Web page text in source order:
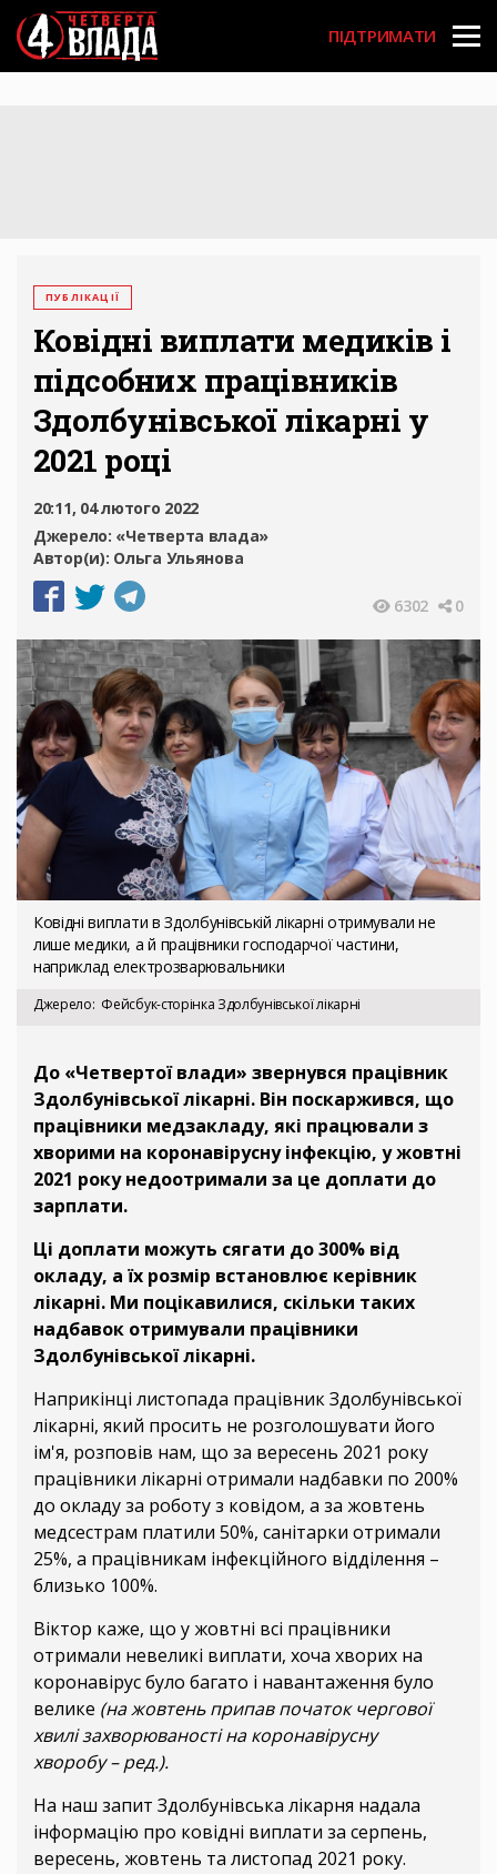
Перейти
до
основного
вмісту
User
account
ПІДТРИМАТИ
ПУБЛІКАЦІЇ
Ковідні виплати медиків і
підсобних працівників
Здолбунівської лікарні у
2021 році
20:11, 04 лютого 2022
Джерело: «Четверта влада»
Автор(и): Ольга Ульянова
6302 0
Ковідні виплати в Здолбунівській лікарні отримували не
лише медики, а й працівники господарчої частини,
наприклад електрозварювальники
Джерело Фейсбук-сторінка Здолбунівської лікарні
До «Четвертої влади» звернувся працівник
Здолбунівської лікарні. Він поскаржився, що
працівники медзакладу, які працювали з
хворими на коронавірусну інфекцію, у жовтні
2021 року недоотримали за це доплати до
зарплати.
Ці доплати можуть сягати до 300% від
окладу, а їх розмір встановлює керівник
лікарні. Ми поцікавилися, скільки таких
надбавок отримували працівники
Здолбунівської лікарні.
Наприкінці листопада працівник Здолбунівської
лікарні, який просить не розголошувати його
ім'я, розповів нам, що за вересень 2021 року
працівники лікарні отримали надбавки по 200%
до окладу за роботу з ковідом, а за жовтень
медсестрам платили 50%, санітарки отримали
25%, а працівникам інфекційного відділення –
близько 100%.
Віктор каже, що у жовтні всі працівники
отримали невеликі виплати, хоча хворих на
коронавірус було багато і навантаження було
велике (на жовтень припав початок чергової
хвилі захворюваності на коронавірусну
хворобу – ред.).
На наш запит Здолбунівська лікарня надала
інформацію про ковідні виплати за серпень,
вересень, жовтень та листопад 2021 року.